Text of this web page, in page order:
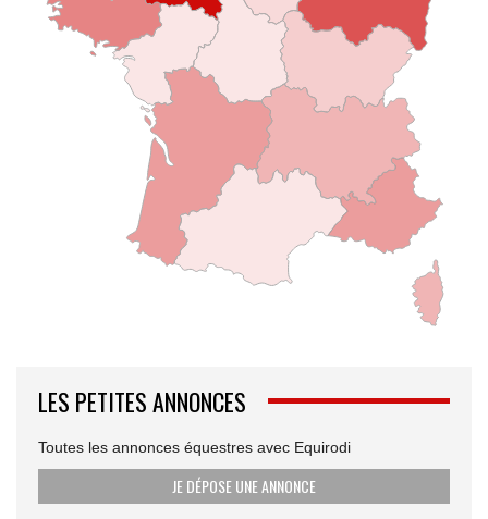
LES PETITES ANNONCES
Toutes les annonces équestres avec Equirodi
JE DÉPOSE UNE ANNONCE